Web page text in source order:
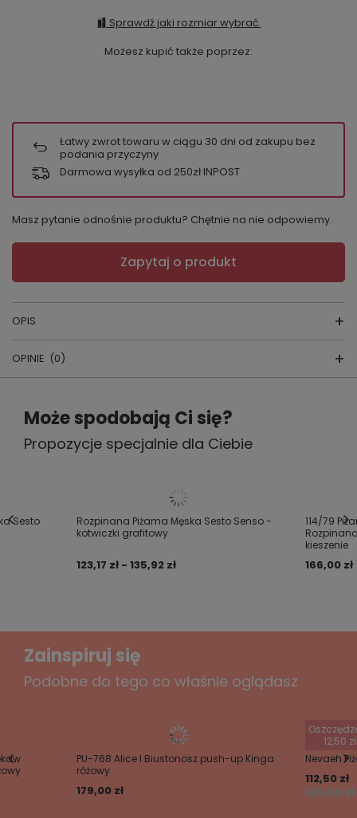
Sprawdź jaki rozmiar wybrać.
Możesz kupić także poprzez:
Łatwy zwrot towaru w ciągu 30 dni od zakupu bez
podania przyczyny
Darmowa wysyłka od 250zł INPOST
Masz pytanie odnośnie produktu? Chętnie na nie odpowiemy.
Zapytaj o produkt
OPIS
PIŻAMA MĘSKA 729
producent: FOREX
bawełny.
Góra o klasycznym kroju z długim rękawem, dekolt
OPINIE (0)
Napisz swoją opinię
Twoja ocena:
Może spodobają Ci się?
Propozycje specjalnie dla Ciebie
Sesto
Rozpinana Piżama Męska Sesto Senso -
kotwiczki grafitowy
123,17 zł - 135,92 zł
114/79
kieszenie
166,00 zł
Zainspiruj się
Podobne do tego co właśnie oglądasz
PU-768 Alice I Biustonosz push-up Kinga
różowy
179,00 zł
12,50 zł
Nevaeh
125,00 zł
112,50 zł